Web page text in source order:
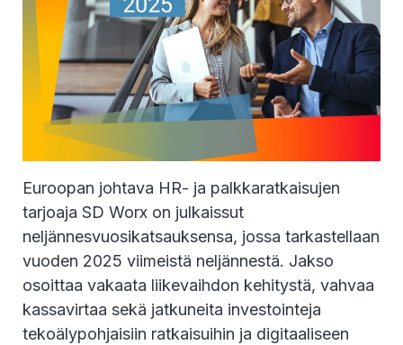
Euroopan johtava HR- ja palkkaratkaisujen
tarjoaja SD Worx on julkaissut
neljännesvuosikatsauksensa, jossa tarkastellaan
vuoden 2025 viimeistä neljännestä. Jakso
osoittaa vakaata liikevaihdon kehitystä, vahvaa
kassavirtaa sekä jatkuneita investointeja
tekoälypohjaisiin ratkaisuihin ja digitaaliseen